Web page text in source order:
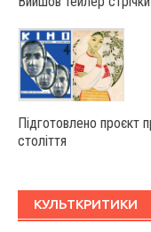
Підготовлено проєкт
століття
КУЛЬТКРИТИКИ